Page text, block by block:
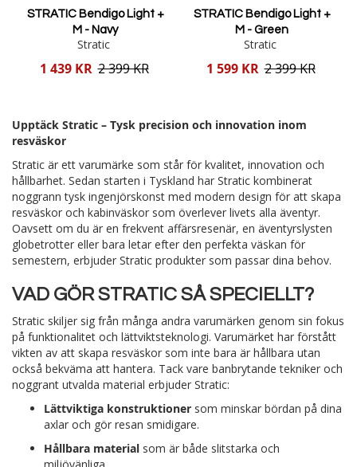
STRATIC Bendigo Light +
M - Navy
Stratic
Reducerat
1 439 KR 2 399 KR
Lägg i varukorgen
STRATIC Bendigo Light +
M - Green
Stratic
Reducerat
1 599 KR 2 399 KR
Lägg i varukorgen
Upptäck Stratic – Tysk precision och innovation inom
resväskor
Stratic är ett varumärke som står för kvalitet, innovation och
hållbarhet. Sedan starten i Tyskland har Stratic kombinerat
noggrann tysk ingenjörskonst med modern design för att skapa
resväskor och kabinväskor som överlever livets alla äventyr.
Oavsett om du är en frekvent affärsresenär, en äventyrslysten
globetrotter eller bara letar efter den perfekta väskan för
semestern, erbjuder Stratic produkter som passar dina behov.
VAD GÖR STRATIC SÅ SPECIELLT?
Stratic skiljer sig från många andra varumärken genom sin fokus
på funktionalitet och lättviktsteknologi. Varumärket har förstått
vikten av att skapa resväskor som inte bara är hållbara utan
också bekväma att hantera. Tack vare banbrytande tekniker och
noggrant utvalda material erbjuder Stratic:
Lättviktiga konstruktioner som minskar bördan på dina
axlar och gör resan smidigare.
Hållbara material som är både slitstarka och